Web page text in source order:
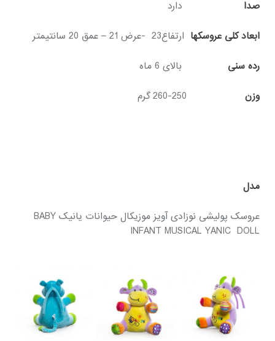
صدا دارد
ابعاد کلی عروسکها ارتفاع23 -عرض 21 – عمق 20 سانتیمتر
رده سنی بالای 6 ماه
وزن 250-260 گرم
مدل
عروسک پولیشی نوزادی آویز موزیکال حیوانات یانیک BABY
INFANT MUSICAL YANIC DOLL